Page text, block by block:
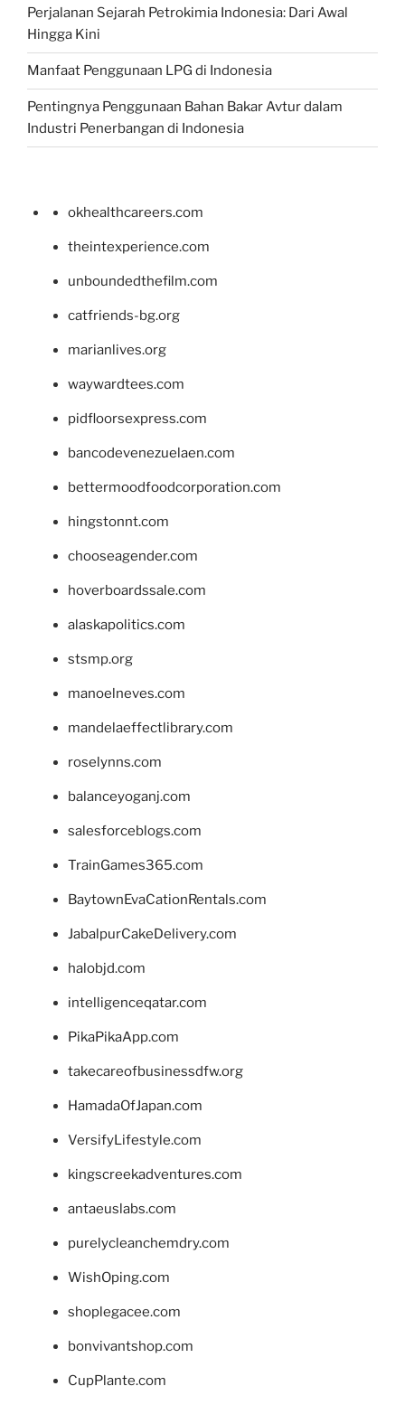
Perjalanan Sejarah Petrokimia Indonesia: Dari Awal
Hingga Kini
Manfaat Penggunaan LPG di Indonesia
Pentingnya Penggunaan Bahan Bakar Avtur dalam
Industri Penerbangan di Indonesia
okhealthcareers.com
theintexperience.com
unboundedthefilm.com
catfriends-bg.org
marianlives.org
waywardtees.com
pidfloorsexpress.com
bancodevenezuelaen.com
bettermoodfoodcorporation.com
hingstonnt.com
chooseagender.com
hoverboardssale.com
alaskapolitics.com
stsmp.org
manoelneves.com
mandelaeffectlibrary.com
roselynns.com
balanceyoganj.com
salesforceblogs.com
TrainGames365.com
BaytownEvaCationRentals.com
JabalpurCakeDelivery.com
halobjd.com
intelligenceqatar.com
PikaPikaApp.com
takecareofbusinessdfw.org
HamadaOfJapan.com
VersifyLifestyle.com
kingscreekadventures.com
antaeuslabs.com
purelycleanchemdry.com
WishOping.com
shoplegacee.com
bonvivantshop.com
CupPlante.com